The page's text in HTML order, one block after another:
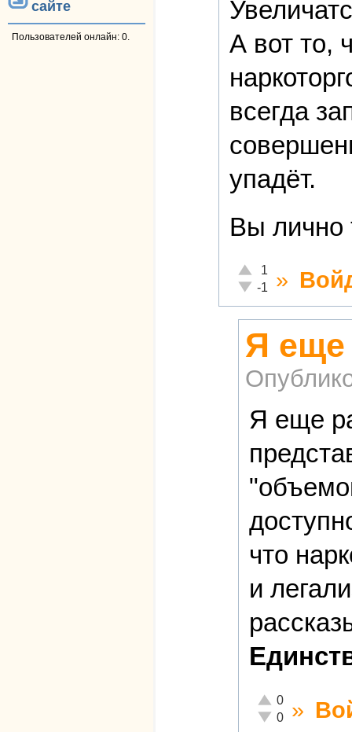
сайте
Пользователей онлайн: 0.
А вот то,
всегда
упадёт.
Вы лично
Отлично!
1
Неадекватно!
-1 »
Я еще
Я еще
что
и
Отлично!
0
Неадекватно!
0 »